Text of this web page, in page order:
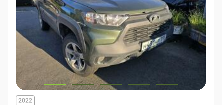
2022